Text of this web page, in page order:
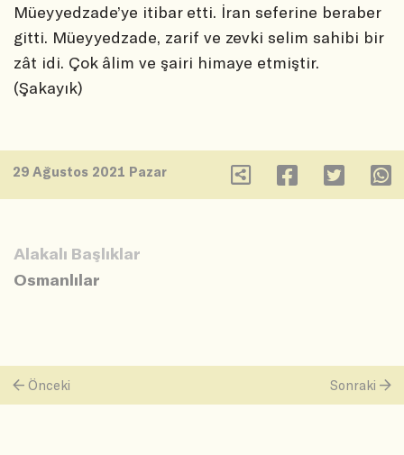
Müeyyedzade’ye itibar etti. İran seferine beraber
gitti. Müeyyedzade, zarif ve zevki selim sahibi bir
zât idi. Çok âlim ve şairi himaye etmiştir.
(Şakayık)
29 Ağustos 2021 Pazar
Alakalı Başlıklar
Osmanlılar
Önceki Sonraki